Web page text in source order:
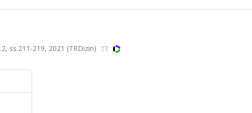
ss.211-219, 2021 (TRDizin)